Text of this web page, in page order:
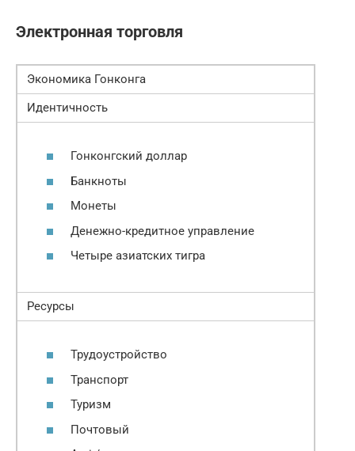
Электронная торговля
Экономика Гонконга
Идентичность
Гонконгский доллар
Банкноты
Монеты
Денежно-кредитное управление
Четыре азиатских тигра
Ресурсы
Трудоустройство
Транспорт
Туризм
Почтовый